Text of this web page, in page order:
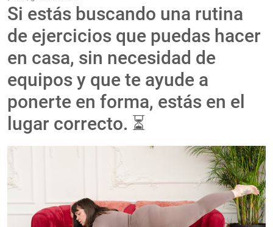
Si estás buscando una rutina
de ejercicios que puedas hacer
en casa, sin necesidad de
equipos y que te ayude a
ponerte en forma, estás en el
lugar correcto. ⏳